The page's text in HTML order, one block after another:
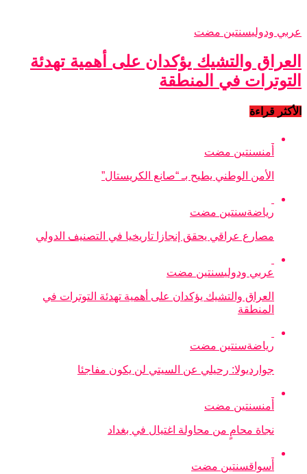
عربي ودوليسنتين مضت
العراق والتشيك يؤكدان على أهمية تهدئة
التوترات في المنطقة
الأكثر قراءة
أمنسنتين مضت
الأمن الوطني يطيح بـ “صانع الكريستال”
رياضةسنتين مضت
مصارع عراقي يحقق إنجازا تاريخيا في التصنيف الدولي
عربي ودوليسنتين مضت
العراق والتشيك يؤكدان على أهمية تهدئة التوترات في
المنطقة
رياضةسنتين مضت
جوارديولا: رحيلي عن السيتي لن يكون مفاجئا
أمنسنتين مضت
نجاة محامٍ من محاولة اغتيال في بغداد
أسواقسنتين مضت